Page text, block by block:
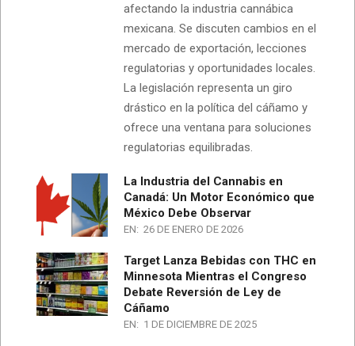
afectando la industria cannábica
mexicana. Se discuten cambios en el
mercado de exportación, lecciones
regulatorias y oportunidades locales.
La legislación representa un giro
drástico en la política del cáñamo y
ofrece una ventana para soluciones
regulatorias equilibradas.
La Industria del Cannabis en
Canadá: Un Motor Económico que
México Debe Observar
EN: 26 DE ENERO DE 2026
Target Lanza Bebidas con THC en
Minnesota Mientras el Congreso
Debate Reversión de Ley de
Cáñamo
EN: 1 DE DICIEMBRE DE 2025